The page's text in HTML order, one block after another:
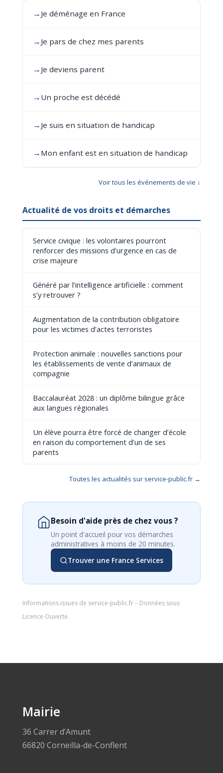
→ Je déménage en France
→ Je pars de chez mes parents
→ Je deviens parent
→ Un proche est décédé
→ Je suis en situation de handicap
→ Mon enfant est en situation de handicap
Voir tous les événements de vie ↓
Actualité de vos droits et démarches
Service civique : les volontaires pourront
renforcer des missions d'urgence en cas de
crise majeure
Généré par l’intelligence artificielle : comment
s’y retrouver ?
Augmentation de la contribution obligatoire
pour les victimes d’actes terroristes
Protection animale : nouvelles sanctions pour
les établissements de vente d’animaux de
compagnie
Baccalauréat 2028 : un diplôme bilingue grâce
aux langues régionales
Un élève pourra être forcé de changer d’école
en raison du comportement d’un de ses
parents
Toutes les actualités sur service-public.fr →
Besoin d'aide près de chez vous ?
Un point d'accueil pour vos démarches
administratives à moins de 20 minutes.
Trouver une France Services
Informations issues de service-public.fr– Données sous
Licence Ouverte.
Mairie
36 Carrer d’Amunt
66820 Corneilla-de-Conflent